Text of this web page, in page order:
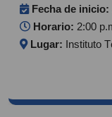
Fecha de inicio:
Horario: 2:00
Lugar: Instituto